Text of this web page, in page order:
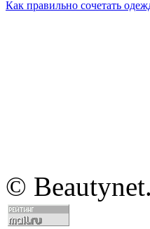
Как правильно сочетать
©